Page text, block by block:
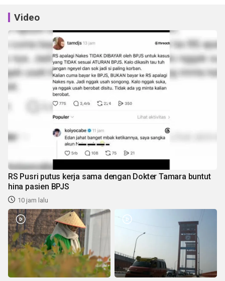
Video
RS Pusri putus kerja sama dengan Dokter Tamara buntut
hina pasien BPJS
10 jam lalu